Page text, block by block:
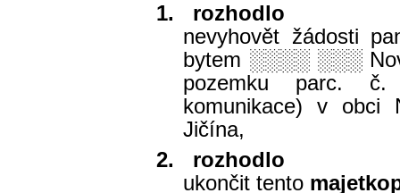
1.
rozhodlo
nevyhovět žádosti
bytem ░░░░ ░░░
pozemku parc.
komunikace) v obci
Jičína,
2.
rozhodlo
ukončit tento